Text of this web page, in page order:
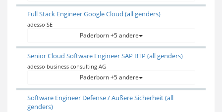
Full Stack Engineer Google Cloud (all genders)
adesso SE
Paderborn +5 andere
Senior Cloud Software Engineer SAP BTP (all genders)
adesso business consulting AG
Paderborn +5 andere
Software Engineer Defense / Äußere Sicherheit (all
genders)